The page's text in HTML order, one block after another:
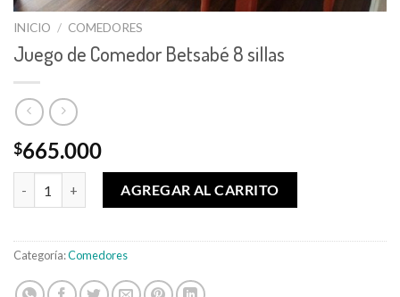
INICIO / COMEDORES
Juego de Comedor Betsabé 8 sillas
$665.000
AGREGAR AL CARRITO
Categoría:Comedores